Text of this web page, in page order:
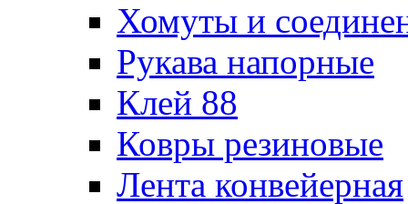
Хомуты и
Рукава напорные
Клей 88
Ковры резиновые
Лента конвейерная